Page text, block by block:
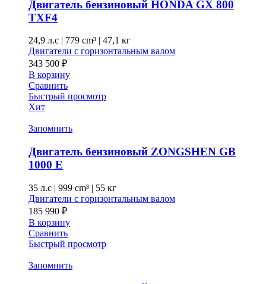
Двигатель бензиновый HONDA GX 800
TXF4
24,9 л.с | 779 cm³ | 47,1 кг
Двигатели с горизонтальным валом
343 500 ₽
В корзину
Сравнить
Быстрый просмотр
Хит
Запомнить
Двигатель бензиновый ZONGSHEN GB
1000 E
35 л.с | 999 cm³ | 55 кг
Двигатели с горизонтальным валом
185 990 ₽
В корзину
Сравнить
Быстрый просмотр
Запомнить